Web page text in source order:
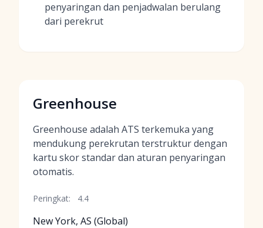
penyaringan dan penjadwalan berulang
dari perekrut
Greenhouse
Greenhouse adalah ATS terkemuka yang
mendukung perekrutan terstruktur dengan
kartu skor standar dan aturan penyaringan
otomatis.
Peringkat: 4.4
New York, AS (Global)